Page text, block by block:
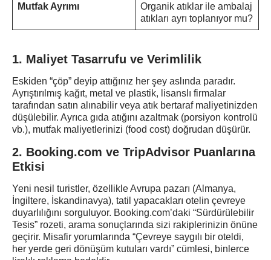
Mutfak Ayrımı
Organik atıklar ile ambalaj
atıkları ayrı toplanıyor mu?
1. Maliyet Tasarrufu ve Verimlilik
Eskiden “çöp” deyip attığınız her şey aslında paradır.
Ayrıştırılmış kağıt, metal ve plastik, lisanslı firmalar
tarafından satın alınabilir veya atık bertaraf maliyetinizden
düşülebilir. Ayrıca gıda atığını azaltmak (porsiyon kontrolü
vb.), mutfak maliyetlerinizi (food cost) doğrudan düşürür.
2. Booking.com ve TripAdvisor Puanlarına
Etkisi
Yeni nesil turistler, özellikle Avrupa pazarı (Almanya,
İngiltere, İskandinavya), tatil yapacakları otelin çevreye
duyarlılığını sorguluyor. Booking.com’daki “Sürdürülebilir
Tesis” rozeti, arama sonuçlarında sizi rakiplerinizin önüne
geçirir. Misafir yorumlarında “Çevreye saygılı bir oteldi,
her yerde geri dönüşüm kutuları vardı” cümlesi, binlerce